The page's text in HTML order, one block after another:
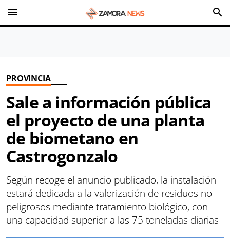
menu search
PROVINCIA
Sale a información pública
el proyecto de una planta
de biometano en
Castrogonzalo
Según recoge el anuncio publicado, la instalación
estará dedicada a la valorización de residuos no
peligrosos mediante tratamiento biológico, con
una capacidad superior a las 75 toneladas diarias